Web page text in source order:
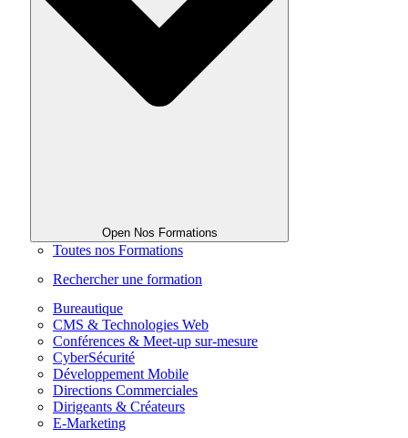
Open Nos Formations
Toutes nos Formations
Rechercher une formation
Bureautique
CMS & Technologies Web
Conférences & Meet-up sur-mesure
CyberSécurité
Développement Mobile
Directions Commerciales
Dirigeants & Créateurs
E-Marketing